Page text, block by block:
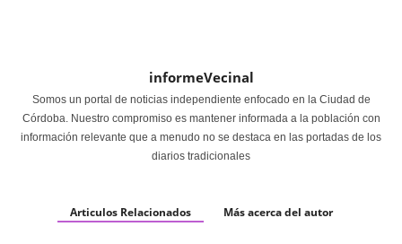
informeVecinal
Somos un portal de noticias independiente enfocado en la Ciudad de
Córdoba. Nuestro compromiso es mantener informada a la población con
información relevante que a menudo no se destaca en las portadas de los
diarios tradicionales
Articulos Relacionados Más acerca del autor